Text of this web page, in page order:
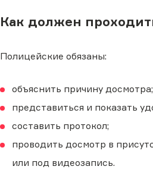
Как должен
Полицейские обязаны:
объяснить причину досмотра;
представиться и показать
составить протокол;
проводить досмотр в
или под видеозапись.